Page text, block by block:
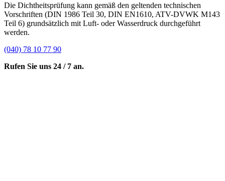
Die Dichtheitsprüfung kann gemäß den geltenden technischen
Vorschriften (DIN 1986 Teil 30, DIN EN1610, ATV-DVWK M143
Teil 6) grundsätzlich mit Luft- oder Wasserdruck durchgeführt
werden.
(040) 78 10 77 90
Rufen Sie uns 24 / 7 an.